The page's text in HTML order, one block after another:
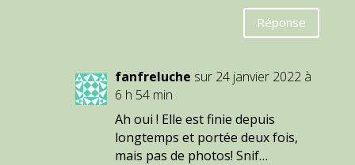
Réponse
fanfreluche sur 24 janvier 2022 à
6 h 54 min
Ah oui ! Elle est finie depuis
longtemps et portée deux fois,
mais pas de photos! Snif…